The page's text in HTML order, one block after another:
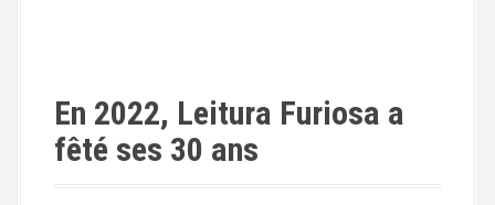
En 2022, Leitura Furiosa a
fêté ses 30 ans